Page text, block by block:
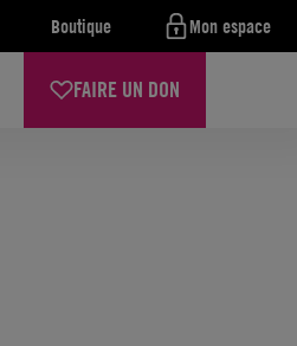
Boutique Mon espace
FAIRE UN DON